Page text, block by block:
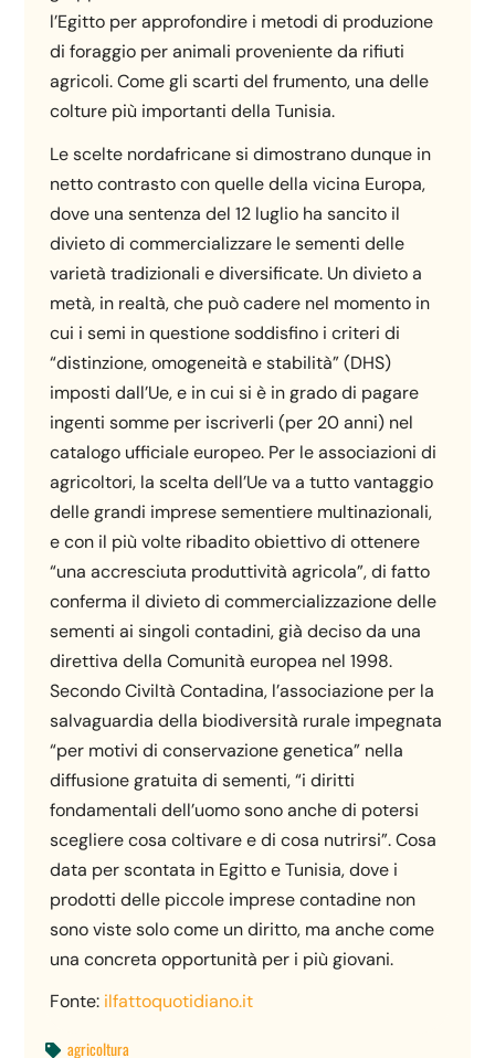
l’Egitto per approfondire i metodi di produzione
di foraggio per animali proveniente da rifiuti
agricoli. Come gli scarti del frumento, una delle
colture più importanti della Tunisia.
Le scelte nordafricane si dimostrano dunque in
netto contrasto con quelle della vicina Europa,
dove una sentenza del 12 luglio ha sancito il
divieto di commercializzare le sementi delle
varietà tradizionali e diversificate. Un divieto a
metà, in realtà, che può cadere nel momento in
cui i semi in questione soddisfino i criteri di
“distinzione, omogeneità e stabilità” (DHS)
imposti dall’Ue, e in cui si è in grado di pagare
ingenti somme per iscriverli (per 20 anni) nel
catalogo ufficiale europeo. Per le associazioni di
agricoltori, la scelta dell’Ue va a tutto vantaggio
delle grandi imprese sementiere multinazionali,
e con il più volte ribadito obiettivo di ottenere
“una accresciuta produttività agricola”, di fatto
conferma il divieto di commercializzazione delle
sementi ai singoli contadini, già deciso da una
direttiva della Comunità europea nel 1998.
Secondo Civiltà Contadina, l’associazione per la
salvaguardia della biodiversità rurale impegnata
“per motivi di conservazione genetica” nella
diffusione gratuita di sementi, “i diritti
fondamentali dell’uomo sono anche di potersi
scegliere cosa coltivare e di cosa nutrirsi”. Cosa
data per scontata in Egitto e Tunisia, dove i
prodotti delle piccole imprese contadine non
sono viste solo come un diritto, ma anche come
una concreta opportunità per i più giovani.
Fonte: ilfattoquotidiano.it
 agricoltura